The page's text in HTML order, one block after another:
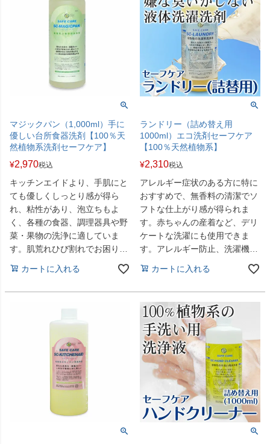
マジックパン（1,000ml）手に
優しい台所食器洗剤【100％天
然植物系洗剤セーフケア】
¥2,970税込
キッチンエイドより、手肌にと
ても優しくしっとり感が得ら
れ、粘性があり、泡立ちもよ
く、各種の食器、調理器具や野
菜・果物の洗浄に適していま
す。肌荒れひび割れでお困りの
方にお奨めです。赤ちゃんにも
安心してご使用いただけます。
カートに入れる
ランドリー（詰め替え用
1000ml）エコ洗剤セーフケア
【100％天然植物系】
¥2,310税込
アレルギー症状のある方に特に
おすすめで、無香料の清潔でソ
フトな仕上がり感が得られま
す。赤ちゃんの産着など、デリ
ケートな洗濯にも使用できま
す。アレルギー防止、洗濯機内
の黒カビ防止にも役立ちます。
カートに入れる